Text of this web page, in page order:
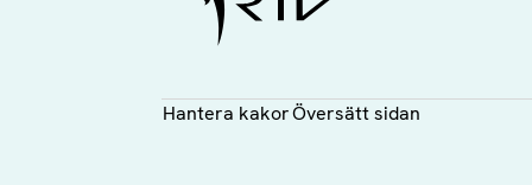
Hantera kakorÖversätt sidan